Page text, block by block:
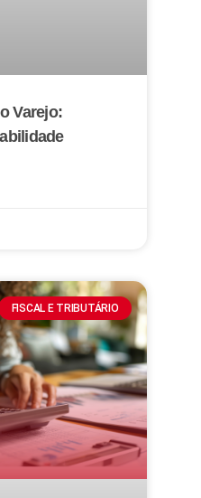
Varejo:
FISCAL E TRIBUTÁRIO